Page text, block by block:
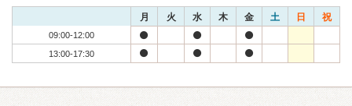
月 火 水 木 金 土 日 祝
09:00-12:00
13:00-17:30